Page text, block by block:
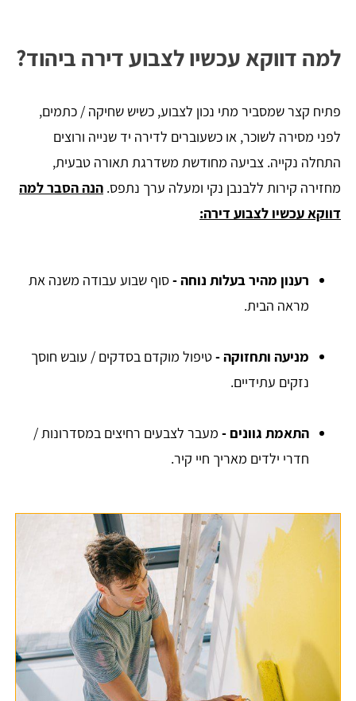
למה דווקא עכשיו לצבוע דירה ביהוד?
פתיח קצר שמסביר מתי נכון לצבוע, כשיש שחיקה / כתמים,
לפני מסירה לשוכר, או כשעוברים לדירה יד שנייה ורוצים
התחלה נקייה. צביעה מחודשת משדרגת תאורה טבעית,
מחזירה קירות ללבנבן נקי ומעלה ערך נתפס. הנה הסבר למה
דווקא עכשיו לצבוע דירה:
רענון מהיר בעלות נוחה -סוף שבוע עבודה משנה את
מראה הבית.
מניעה ותחזוקה -טיפול מוקדם בסדקים / עובש חוסך
נזקים עתידיים.
התאמת גוונים - מעבר לצבעים רחיצים במסדרונות /
חדרי ילדים מאריך חיי קיר.